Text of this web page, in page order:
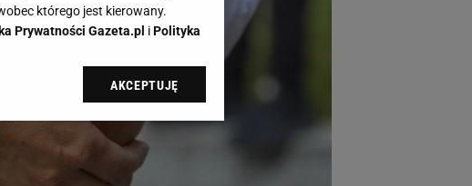
którego jest kierowany.
Prywatności Gazeta.pl iPolityka
Gazeta.pl sp. z o.o., jej
przetwarzania danych poprzez
Zmiana ustawień
AKCEPTUJĘ